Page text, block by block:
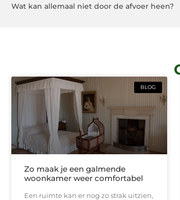
Wat kan allemaal niet door de afvoer heen?
BLOG
Zo maak je een galmende
woonkamer weer comfortabel
Een ruimte kan er nog zo strak uitzien,